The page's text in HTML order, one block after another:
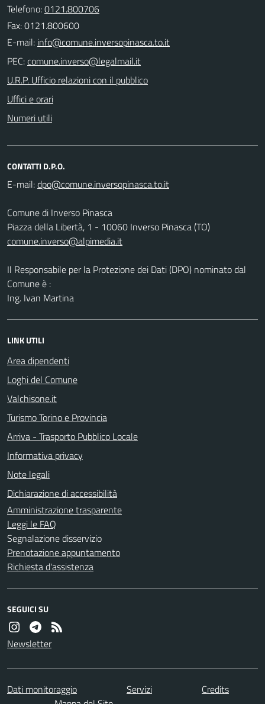
Telefono:0121.800706
Fax: 0121.800600
E-mail:
PEC:
U.R.P. Ufficio relazioni con il pubblico
Uffici e orari
Numeri utili
CONTATTI D.P.O.
E-mail:
Comune di Inverso Pinasca
Piazza della Libertà, 1 - 10060 Inverso Pinasca (TO)
comune.inverso@alpimedia.it
Il Responsabile per la Protezione dei Dati (DPO) nominato dal
Comune è :
Ing. Ivan Martina
LINK UTILI
Area dipendenti
Loghi del Comune
Valchisone.it
Turismo Torino e Provincia
Arriva - Trasporto Pubblico Locale
Informativa privacy
Note legali
Dichiarazione di accessibilità
Amministrazione trasparente
Leggi le FAQ
Segnalazione disservizio
Prenotazione appuntamento
Richiesta d'assistenza
SEGUICI SU
Newsletter
Dati monitoraggio Servizi
Credits